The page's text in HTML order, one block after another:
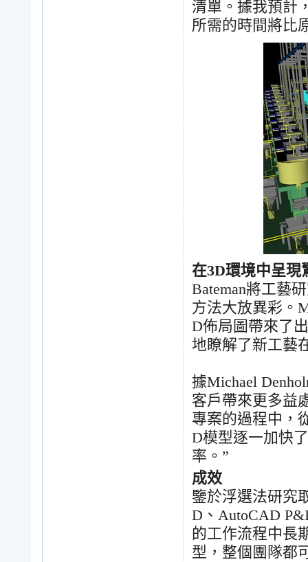
清單。據我預計
所需的時間將比
在3D環境中呈現
Bateman將工藝
方法大放異彩。
D佈局圖帶來了
地瞭解了新工藝
據Michael
客戶帶來更多益
專案的過程中，
D模型逐一加快
率。 ”
成效
鑒於浮選法研究
D 、 AutoCAD
的工作流程中長
型，整個團隊都